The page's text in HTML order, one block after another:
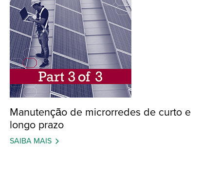
Manutenção de microrredes de curto e
longo prazo
SAIBA MAIS